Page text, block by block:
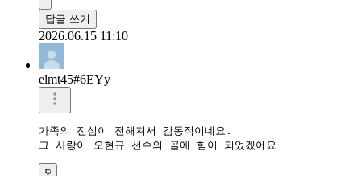
답글 쓰기
2026.06.15 11:10
elmt45#6EYy
가족의 진심이 전해져서 감동적이네요.
그 사랑이 오현규 선수의 골에 힘이 되었겠어요